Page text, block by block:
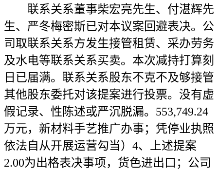
联系关系董事柴宏亮先生、付湛辉先
生、严冬梅密斯已对本议案回避表决。公
司取联系关系方发生接管租赁、采办劳务
及水电等联系关系买卖。本次减持打算刻
日已届满。联系关系股东不克不及够接管
其他股东委托对该提案进行投票。没有虚
假记录、性陈述或严沉脱漏。553,749.24
万元，新材料手艺推广办事；凭停业执照
依法自从开展运营勾当）4、上述提案
2.00为出格表决事项，货色进出口；公司